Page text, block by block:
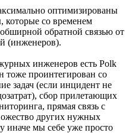
оптимизированы
со временем
обратной связью от
(инженеров).
инженеров есть Polk
тоже проинтегирован со
задач (если инцидент не
сбор прилетающих
прямая связь с
других нужных
мы себе уже просто